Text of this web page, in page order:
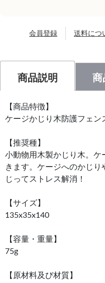
会員登録 送料につ
商品説明 商
【商品特徴】
ケージかじり木防護フェン
【推奨種】
小動物用木製かじり木。ケ
きます。ケージへのかじ
じってストレス解消！
【サイズ】
135x35x140
【容量・重量】
75g
【原材料及び材質】